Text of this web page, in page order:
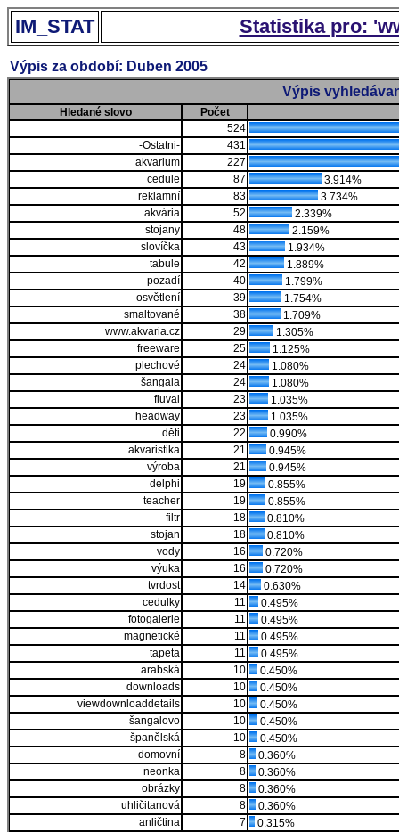
IM_STAT Statistika pro:
Výpis za období: Duben 2005
Výpis
Hledané slovo
Počet
524
-Ostatni-
431
akvarium
227
cedule
87
3.914%
reklamní
83
3.734%
akvária
52
2.339%
stojany
48
2.159%
slovíčka
43
1.934%
tabule
42
1.889%
pozadí
40
1.799%
osvětlení
39
1.754%
smaltované
38
1.709%
www.akvaria.cz
29
1.305%
freeware
25
1.125%
plechové
24
1.080%
šangala
24
1.080%
fluval
23
1.035%
headway
23
1.035%
děti
22
0.990%
akvaristika
21
0.945%
výroba
21
0.945%
delphi
19
0.855%
teacher
19
0.855%
filtr
18
0.810%
stojan
18
0.810%
vody
16
0.720%
výuka
16
0.720%
tvrdost
14
0.630%
cedulky
11
0.495%
fotogalerie
11
0.495%
magnetické
11
0.495%
tapeta
11
0.495%
arabská
10
0.450%
downloads
10
0.450%
viewdownloaddetails
10
0.450%
šangalovo
10
0.450%
španělská
10
0.450%
domovní
8
0.360%
neonka
8
0.360%
obrázky
8
0.360%
uhličitanová
8
0.360%
anličtina
7
0.315%